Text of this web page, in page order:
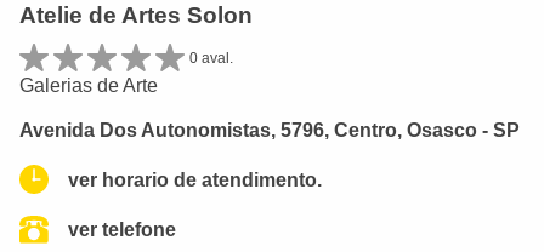
Atelie de Artes Solon
0 aval.
Galerias de Arte
Avenida Dos Autonomistas, 5796, Centro, Osasco - SP
ver horario de atendimento.
ver telefone